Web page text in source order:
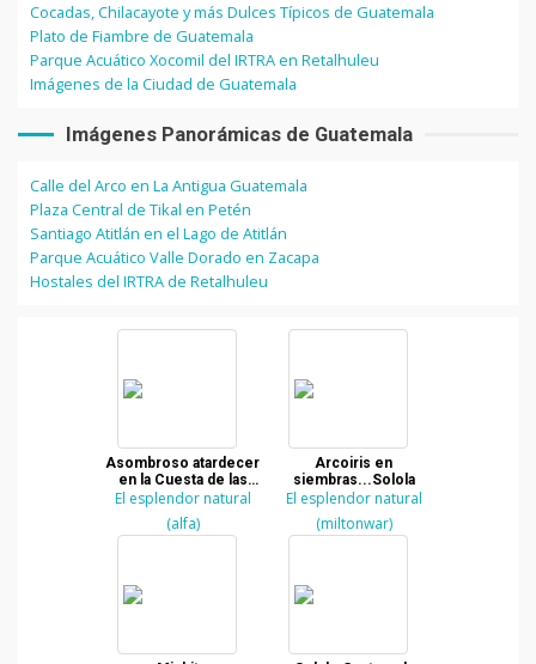
Cocadas, Chilacayote y más Dulces Típicos de Guatemala
Plato de Fiambre de Guatemala
Parque Acuático Xocomil del IRTRA en Retalhuleu
Imágenes de la Ciudad de Guatemala
Imágenes Panorámicas de Guatemala
Calle del Arco en La Antigua Guatemala
Plaza Central de Tikal en Petén
Santiago Atitlán en el Lago de Atitlán
Parque Acuático Valle Dorado en Zacapa
Hostales del IRTRA de Retalhuleu
Asombroso atardecer
en la Cuesta de las
Cañas
El esplendor natural
(alfa)
Arcoiris en
siembras...Solola
El esplendor natural
(miltonwar)